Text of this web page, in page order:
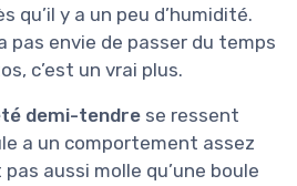
qu’il y a un peu d’humidité.
pas envie de passer du temps
c’est un vrai plus.
demi-tendre se ressent
a un comportement assez
aussi molle qu’une boule